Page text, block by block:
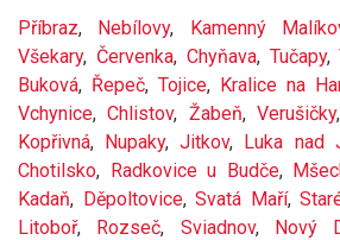
Příbraz, Nebílovy, Kamenný
Všekary, Červenka, Chyňava, Tučapy,
Buková, Řepeč, Tojice, Kralice na
Vchynice,Chlistov, Žabeň,Verušičky,
Kopřivná, Nupaky,Jitkov, Luka nad
Chotilsko, Radkovice u Budče,
Kadaň, Děpoltovice, Svatá Maří,
Litoboř, Rozseč, Sviadnov, Nový